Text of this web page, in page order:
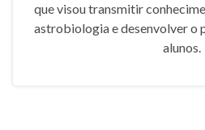
que visou transmitir
astrobiologia e desenvolver o
alunos.